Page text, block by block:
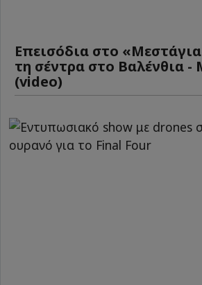
Επεισόδια στο
τη σέντρα στο Βαλένθια
(video)